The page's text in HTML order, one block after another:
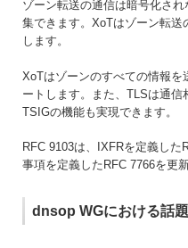
ゾーン転送の通信は暗号化さ
集できます。XoTはゾーン転
します。
XoTはゾーンのすべての情報
ートします。また、TLSは通
TSIGの機能も実現できます。
RFC 9103は、IXFRを定義し
事項を定義したRFC 7766を更
dnsop WGにおける話題